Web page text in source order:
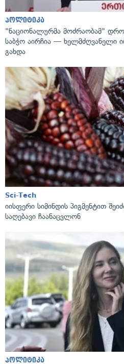
პოლიტიკა
"ნაციონალურმა მოძრაობამ"
საბჭო აირჩია — ხელმძღვანელი
გახდა
Sci-Tech
იისფერი სიმინდის პიგმენტით
საღებავი ჩაანაცვლონ
პოლიტიკა